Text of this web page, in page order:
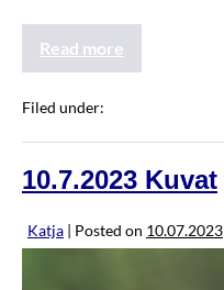
Read more
Filed under:
10.7.2023 Kuvat
Katja | Posted on 10.07.2023